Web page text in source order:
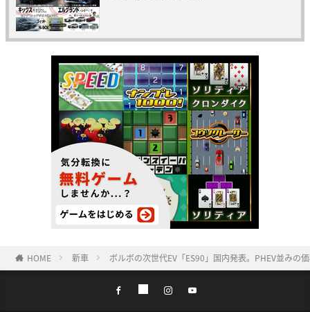
HOME 新車 ボルボの次世代EV「ES90」国内発表。PHEV並みの